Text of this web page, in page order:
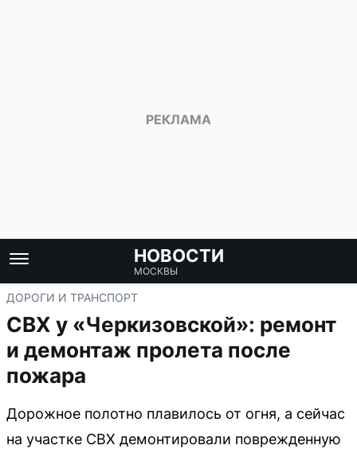
НОВОСТИ
МОСКВЫ
ДОРОГИ И ТРАНСПОРТ
СВХ у «Черкизовской»: ремонт
и демонтаж пролета после
пожара
Дорожное полотно плавилось от огня, а сейчас
на участке СВХ демонтировали поврежденную